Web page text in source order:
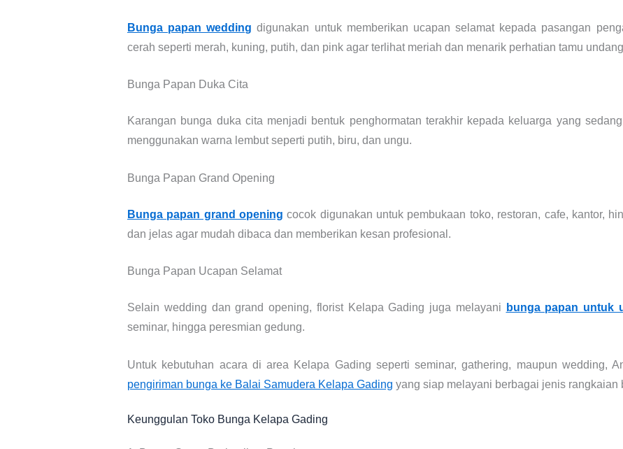
Bunga papan wedding digunakan untuk memberikan ucapan selamat kepada pasangan
cerah seperti merah, kuning, putih, dan pink agar terlihat meriah dan menarik perhatian tamu
Bunga Papan Duka Cita
Karangan bunga duka cita menjadi bentuk penghormatan terakhir kepada keluarga yang
menggunakan warna lembut seperti putih, biru, dan ungu.
Bunga Papan Grand Opening
Bunga papan grand opening cocok digunakan untuk pembukaan toko, restoran, cafe, kantor,
dan jelas agar mudah dibaca dan memberikan kesan profesional.
Bunga Papan Ucapan Selamat
Selain wedding dan grand opening, florist Kelapa Gading juga melayani bunga papan untuk
seminar, hingga peresmian gedung.
Untuk kebutuhan acara di area Kelapa Gading seperti seminar, gathering, maupun wedding,
pengiriman bunga ke Balai Samudera Kelapa Gading yang siap melayani berbagai jenis rangkaian
Keunggulan Toko Bunga Kelapa Gading